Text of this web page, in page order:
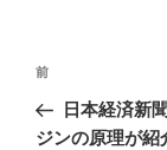
投
ナ
前
の
投
前
日本経済新
ジンの原理が紹